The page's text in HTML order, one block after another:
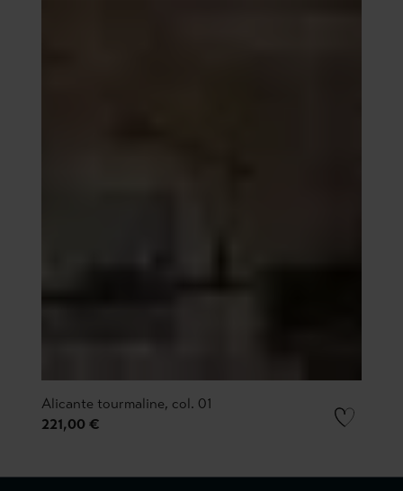
Alicante tourmaline, col. 01
221,00 €